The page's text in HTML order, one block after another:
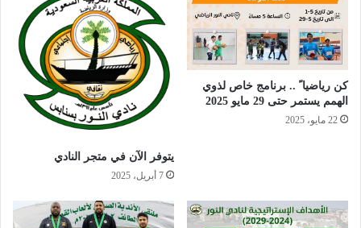
كن رياضيا ً .. برنامج خاص لذوي
الهمم يستمر حتى 29 مايو 2025
22 مايو، 2025
يتوفر الآن في متجر النادي
7 أبريل، 2025